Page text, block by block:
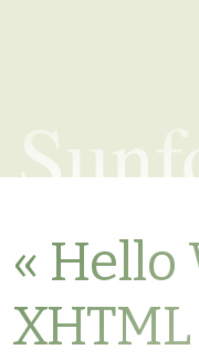
« Hello
XHTML